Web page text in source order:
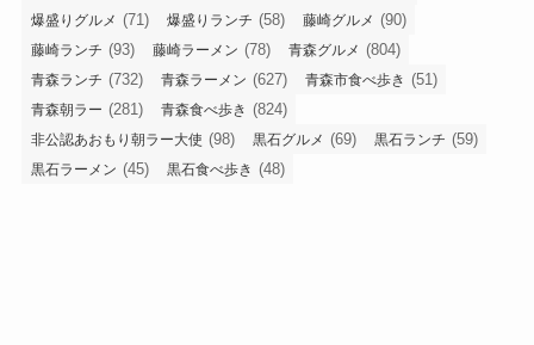
爆盛りグルメ (71) 爆盛りランチ (58) 藤崎グルメ (90)
藤崎ランチ (93) 藤崎ラーメン (78) 青森グルメ (804)
青森ランチ (732) 青森ラーメン (627) 青森市食べ歩き (51)
青森朝ラー (281) 青森食べ歩き (824)
非公認あおもり朝ラー大使 (98) 黒石グルメ (69) 黒石ランチ (59)
黒石ラーメン (45) 黒石食べ歩き (48)